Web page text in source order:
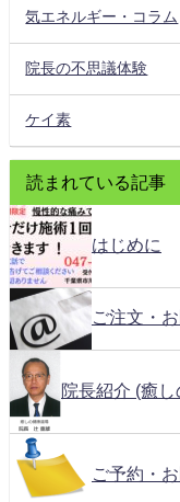
気エネルギー・コラム
院長の不思議体験
ケイ素
読まれている記事
はじめに
ご注文・
院長紹介 (癒
ご予約・